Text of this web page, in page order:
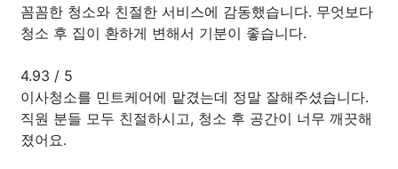
꼼꼼한 청소와 친절한 서비스에 감동했습니다. 무엇보다
청소 후 집이 환하게 변해서 기분이 좋습니다.
4.93 / 5
이사청소를 민트케어에 맡겼는데 정말 잘해주셨습니다.
직원 분들 모두 친절하시고, 청소 후 공간이 너무 깨끗해
졌어요.